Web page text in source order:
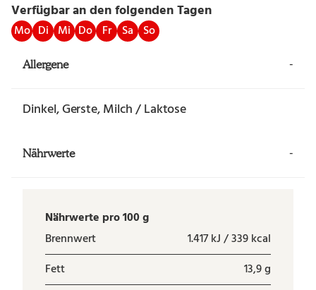
Verfügbar an den folgenden Tagen
Mo Di Mi Do Fr Sa So
Allergene -
Dinkel, Gerste, Milch / Laktose
Nährwerte -
Nährwerte pro 100 g
Brennwert
1.417 kJ / 339 kcal
Fett
13,9 g